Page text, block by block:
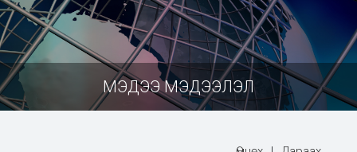
МЭДЭЭ МЭДЭЭЛЭЛ